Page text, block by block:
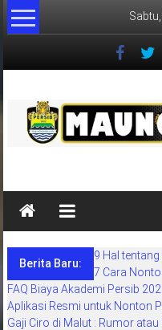
Lompat
ke
Maung
Persib
situs
berita
khusus
sepakbola
Berita Baru:
9 Hal
7 Cara
FAQ Biaya Akademi Persib
Aplikasi Resmi untuk Nonton
Gaji Ciro di Malut : Rumor atau